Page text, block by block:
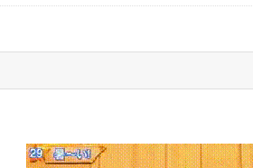
연예 스포츠 라이프 포토